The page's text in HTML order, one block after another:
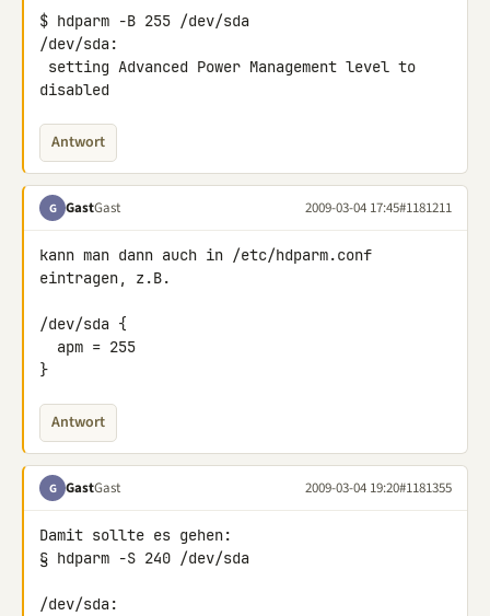
$ hdparm -B 255 /dev/sda
/dev/sda:
disabled
Antwort
G GastGast 2009-03-04 17:45#1181211
kann man dann auch in /etc/hdparm.conf
eintragen, z.B.
/dev/sda {
}
Antwort
G GastGast 2009-03-04 19:20#1181355
Damit sollte es gehen:
§ hdparm -S 240 /dev/sda
/dev/sda: